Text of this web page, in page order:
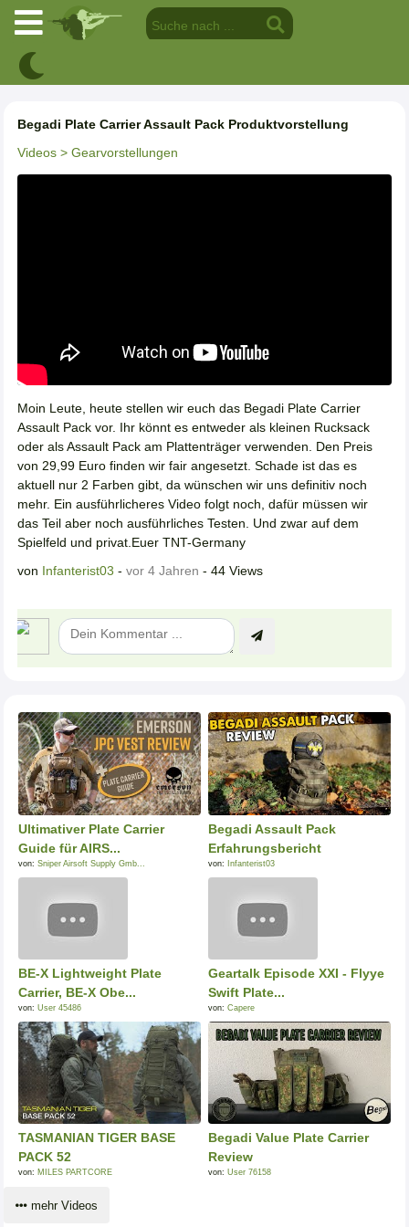
Begadi Plate Carrier Assault Pack Produktvorstellung
Videos > Gearvorstellungen
Moin Leute, heute stellen wir euch das Begadi Plate Carrier
Assault Pack vor. Ihr könnt es entweder als kleinen Rucksack
oder als Assault Pack am Plattenträger verwenden. Den Preis
von 29,99 Euro finden wir fair angesetzt. Schade ist das es
aktuell nur 2 Farben gibt, da wünschen wir uns definitiv noch
mehr. Ein ausführlicheres Video folgt noch, dafür müssen wir
das Teil aber noch ausführliches Testen. Und zwar auf dem
Spielfeld und privat.Euer TNT-Germany
von Infanterist03 - vor 4 Jahren - 44 Views
Ultimativer Plate Carrier
Guide für AIRS...
von: Sniper Airsoft Supply Gmb...
Begadi Assault Pack
Erfahrungsbericht
von: Infanterist03
BE-X Lightweight Plate
Carrier, BE-X Obe...
von: User 45486
Geartalk Episode XXI - Flyye
Swift Plate...
von: Capere
TASMANIAN TIGER BASE
PACK 52
von: MILES PARTCORE
Begadi Value Plate Carrier
Review
von: User 76158
mehr Videos